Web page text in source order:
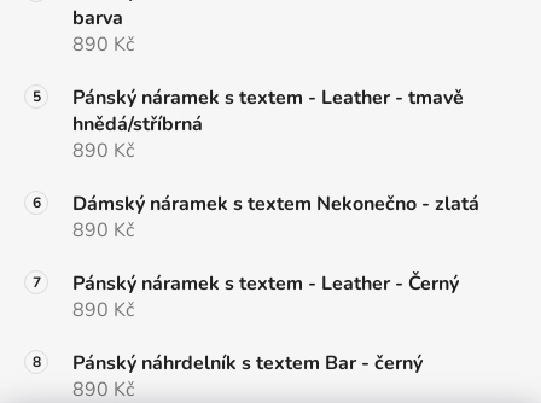
barva
890 Kč
Pánský náramek s textem - Leather - tmavě
hnědá/stříbrná
890 Kč
Dámský náramek s textem Nekonečno - zlatá
890 Kč
Pánský náramek s textem - Leather - Černý
890 Kč
Pánský náhrdelník s textem Bar - černý
890 Kč